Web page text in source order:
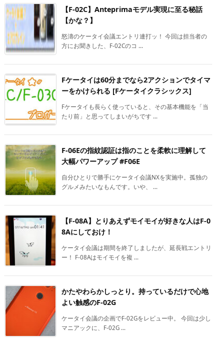
【F-02C】Anteprimaモデル実現に至る秘話
【かな？】
怒濤のケータイ会議エントリ連打ッ！ 今回は担当者の
方にお聞きした、F-02Cのコ ...
Fケータイは60分までなら2アクションでタイマ
ーをかけられる [Fケータイクラシックス]
Fケータイも長らく使っていると、その基本機能を「当
たり前」と思ってしまいがちです ...
F-06Eの指紋認証は指のことを柔軟に理解して
大幅パワーアップ #F06E
自分ひとりで勝手にケータイ会議NXを実施中。孤独の
グルメみたいなもんです。いや、 ...
【F-08A】とりあえずモイモイが好きな人はF-0
8Aにしておけ！
ケータイ会議は期間を終了しましたが、延長戦エントリ
ー！ F-08Aはモイモイを複 ...
かたやわらかしっとり。持っているだけで心地
よい触感のF-02G
ケータイ会議の企画でF-02Gをレビュー中。 今回は少し
マニアックに、F-02G ...